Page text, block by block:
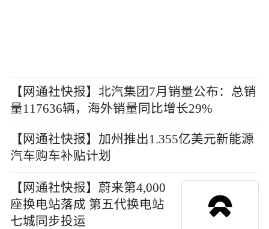
【网通社快报】北汽集团7月销量公布：总销
量117636辆，海外销量同比增长29%
【网通社快报】加州推出1.355亿美元新能源
汽车购车补贴计划
【网通社快报】蔚来第4,000
座换电站落成 第五代换电站
七城同步投运